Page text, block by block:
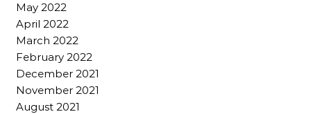
May 2022
April 2022
March 2022
February 2022
December 2021
November 2021
August 2021